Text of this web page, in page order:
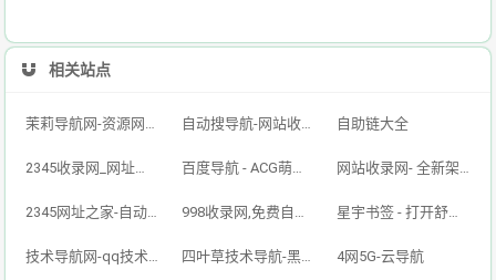
相关站点
茉莉导航网-资源网址导航,汇集各大资源网,全网优质技术教程网 自动搜导航-网站收录-自动收录网-网址收录-自动秒收录 自助链大全
2345收录网_网址导航_免费收录网站_自动收录网_秒收录 百度导航 - ACG萌次元丨ACG导航网丨二次元导航丨资源网导航丨福利网址导航 - BaiDu导航 网站收录网- 全新架构自动秒收录网址导航，实现自主提交，自动化收录，打造百万网址库
2345网址之家-自动秒收录,好网址导航 998收录网,免费自动秒收录网址,提供自动收录,网站导航大全源码,自动链,友情链接交换。 星宇书签 - 打开舒适旅程，畅享资源之旅
技术导航网-qq技术导航网-专注网址收录研究 四叶草技术导航-黑科技,资源导航,云端,QQ技术导航网分享网络精品资源平台,多开,云端,网站源码,QQ技术,教程网,小刀娱乐网 4网5G-云导航